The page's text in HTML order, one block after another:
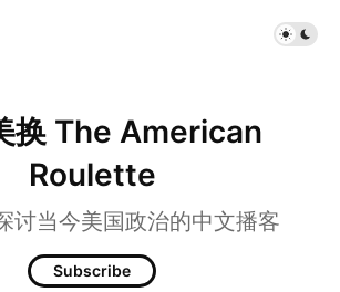
换 The American
Roulette
讨当今美国政治的中文播客
Subscribe